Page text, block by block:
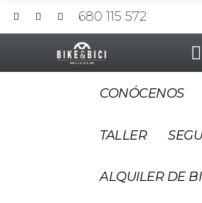
680 115 572
CONÓCENOS
TALLER
ALQUILER DE